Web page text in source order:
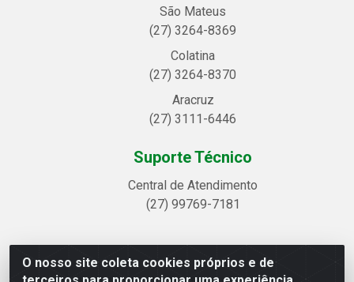
O nosso site coleta cookies próprios e de
São Mateus
(27) 3264-8369
Colatina
(27) 3264-8370
Aracruz
(27) 3111-6446
Suporte Técnico
Central de Atendimento
(27) 99769-7181
Linhavix Distribuidora LTDA - Avenida Alegre, 2521 -